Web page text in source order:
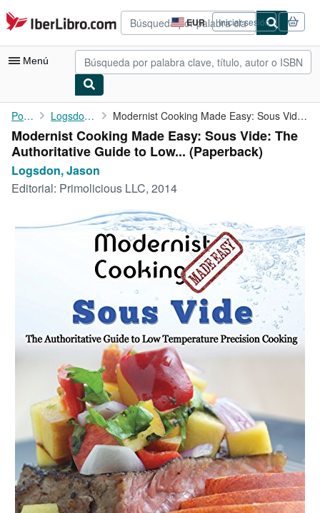
Pasar al contenido principal
IberLibro.com EUR
Preferencias
de
compra
del
Iniciar sesión
Menú
Mi cuenta
Consultar mis pedidos
Búsqueda avanzada
Colecciones
Arte y coleccionismo
CERRAR
Portada Logsdon, Jason Modernist Cooking Made Easy: Sous Vide: The Authoritative Guide ...
Modernist Cooking Made Easy: Sous Vide: The
Authoritative Guide to Low... (Paperback)
Logsdon, Jason
Editorial: Primolicious LLC, 2014